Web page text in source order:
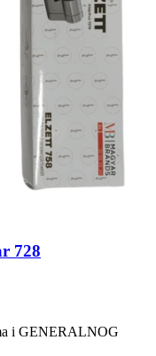
728
i GENERALNOG